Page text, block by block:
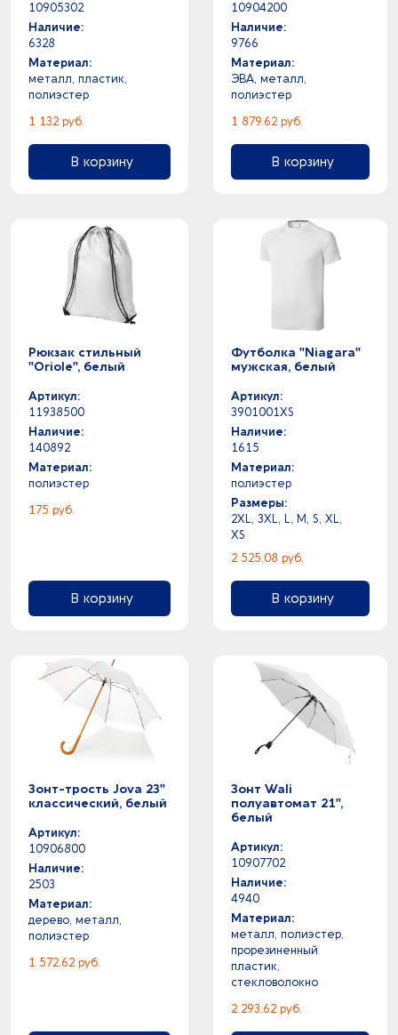
10905302
Наличие:
6328
Материал:
металл, пластик,
полиэстер
1 132 руб.
В корзину
10904200
Наличие:
9766
Материал:
ЭВА, металл,
полиэстер
1 879.62 руб.
В корзину
Рюкзак стильный
"Oriole", белый
Артикул:
11938500
Наличие:
140892
Материал:
полиэстер
175 руб.
В корзину
Футболка "Niagara"
мужская, белый
Артикул:
3901001XS
Наличие:
1615
Материал:
полиэстер
Размеры:
2XL, 3XL, L, M, S, XL,
XS
2 525.08 руб.
В корзину
Зонт-трость Jova 23"
классический, белый
Артикул:
10906800
Наличие:
2503
Материал:
дерево, металл,
полиэстер
1 572.62 руб.
Зонт Wali
полуавтомат 21",
белый
Артикул:
10907702
Наличие:
4940
Материал:
металл, полиэстер,
прорезиненный
пластик,
стекловолокно
2 293.62 руб.